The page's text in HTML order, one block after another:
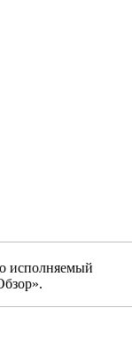
исполняемый